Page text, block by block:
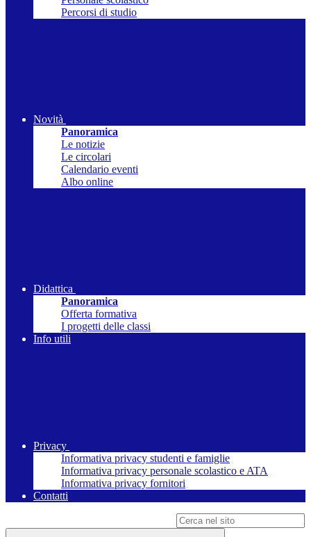
Percorsi di studio
Novità
Panoramica
Le notizie
Le circolari
Calendario eventi
Albo online
Didattica
Panoramica
Offerta formativa
I progetti delle classi
Info utili
Privacy
Informativa privacy studenti e famiglie
Informativa privacy personale scolastico e ATA
Informativa privacy fornitori
Contatti